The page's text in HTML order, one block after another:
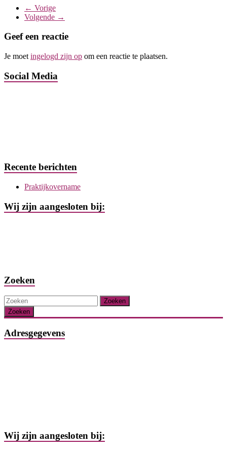
← Vorige
Volgende →
Geef een reactie
Je moet ingelogd zijn op om een reactie te plaatsen.
Social Media
Recente berichten
Praktijkovername
Wij zijn aangesloten bij:
Zoeken
Zoeken
Adresgegevens
Wij zijn aangesloten bij: